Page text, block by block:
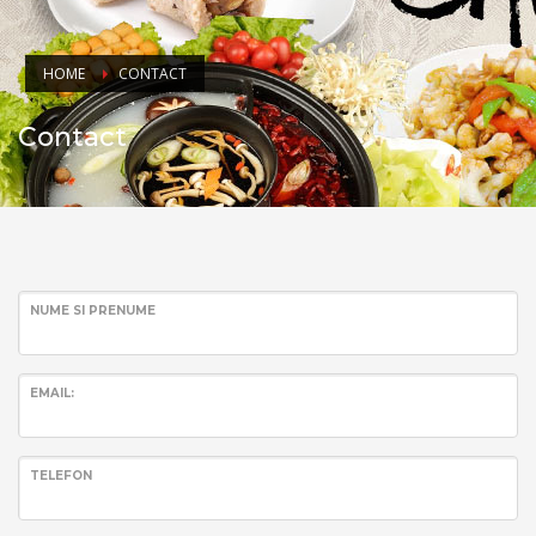
HOME CONTACT
Contact
NUME SI PRENUME
EMAIL:
TELEFON